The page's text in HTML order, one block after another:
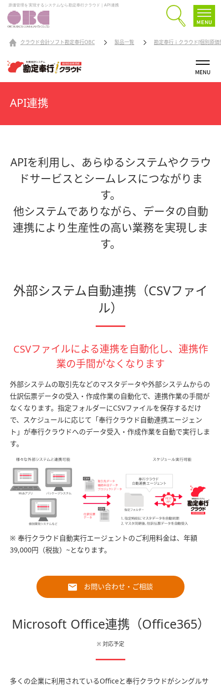
原価管理を実現するシステムなら勘定奉行クラウド｜API連携
クラウド会計ソフト勘定奉行OBC 製品一覧 勘定奉行ｉクラウド[個別原価
API連携
APIを利用し、あらゆるシステムやクラウ
ドサービスとシームレスにつながりま
す。
他システムでありながら、データの自動
連携により生産性の高い業務を実現しま
す。
外部システム自動連携（CSVファイ
ル）
CSVファイルによる連携を自動化し、連携作
業の手間がなくなります
外部システムの取引先などのマスタデータや外部システムからの
仕訳伝票データの受入・作成作業の自動化で、連携作業の手間が
なくなります。指定フォルダーにCSVファイルを保存するだけ
で、スケジュールに応じて「奉行クラウド自動連携エージェン
ト」が奉行クラウドへのデータ受入・作成作業を自動で実行しま
す。
※ 奉行クラウド自動実行エージェントのご利用料金は、年額
39,000円（税抜）~となります。
お問い合わせ・ご相談
Microsoft Office連携 （Office365）
※ 対応予定
多くの企業に利用されているOfficeと奉行クラウドがシングルサ